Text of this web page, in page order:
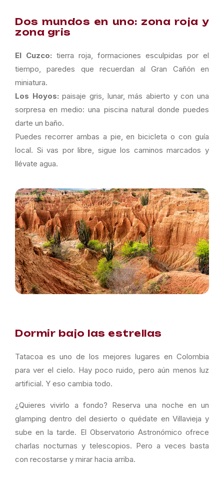
Dos mundos en uno: zona roja y
zona gris
El Cuzco: tierra roja, formaciones esculpidas por el
tiempo, paredes que recuerdan al Gran Cañón en
miniatura.
Los Hoyos: paisaje gris, lunar, más abierto y con una
sorpresa en medio: una piscina natural donde puedes
darte un baño.
Puedes recorrer ambas a pie, en bicicleta o con guía
local. Si vas por libre, sigue los caminos marcados y
llévate agua.
Dormir bajo las estrellas
Tatacoa es uno de los mejores lugares en Colombia
para ver el cielo. Hay poco ruido, pero aún menos luz
artificial. Y eso cambia todo.
¿Quieres vivirlo a fondo? Reserva una noche en un
glamping dentro del desierto o quédate en Villavieja y
sube en la tarde. El Observatorio Astronómico ofrece
charlas nocturnas y telescopios. Pero a veces basta
con recostarse y mirar hacia arriba.